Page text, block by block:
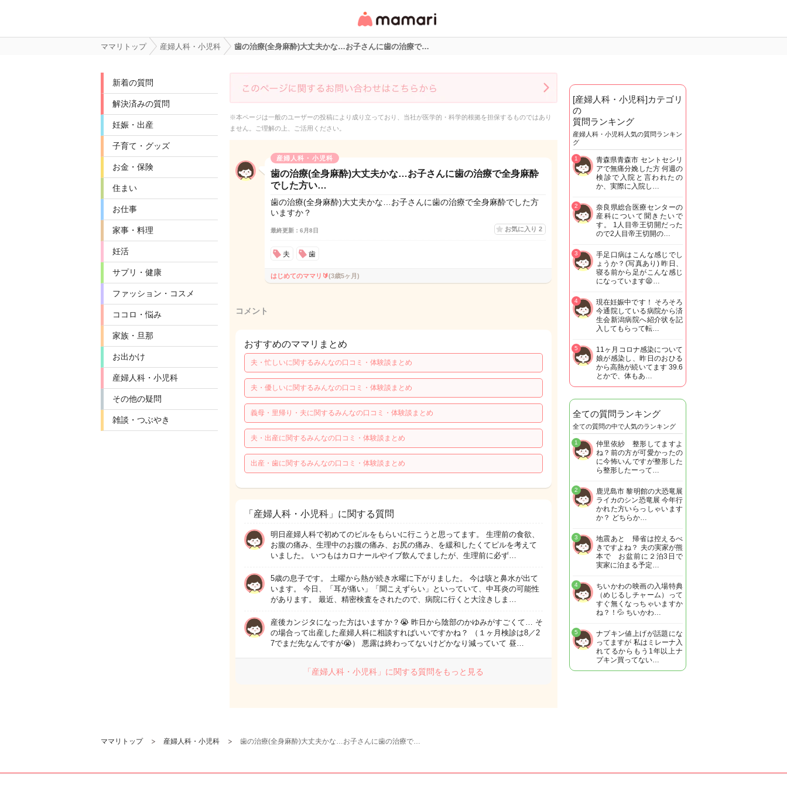
リ・情報サイト
ママリトップ 産婦人科・小児科 歯の治療(全身麻酔)大丈夫かな…お子さんに歯の治療で…
新着の質問
解決済みの質問
妊娠・出産
子育て・グッズ
お金・保険
住まい
お仕事
家事・料理
妊活
サプリ・健康
ファッション・コスメ
ココロ・悩み
家族・旦那
お出かけ
産婦人科・小児科
その他の疑問
雑談・つぶやき
※本ページは一般のユーザーの投稿により成り立っており、当社が医学的・科学的根拠を担保するものではあり
ません。ご理解の上、ご活用ください。
産婦人科・小児科
歯の治療(全身麻酔)大丈夫かな…お子さんに歯の治療で全身麻酔
でした方い…
歯の治療(全身麻酔)大丈夫かな…お子さんに歯の治療で全身麻酔でした方
いますか？
最終更新：6月8日 お気に入り 2
夫 歯
はじめてのママリ🔰(3歳5ヶ月)
コメント
おすすめのママリまとめ
夫・忙しいに関するみんなの口コミ・体験談まとめ
夫・優しいに関するみんなの口コミ・体験談まとめ
義母・里帰り・夫に関するみんなの口コミ・体験談まとめ
夫・出産に関するみんなの口コミ・体験談まとめ
出産・歯に関するみんなの口コミ・体験談まとめ
「産婦人科・小児科」に関する質問
明日産婦人科で初めてのピルをもらいに行こうと思ってます。 生理前の食欲、
お腹の痛み、生理中のお腹の痛み、お尻の痛み、を緩和したくてピルを考えて
いました。 いつもはカロナールやイブ飲んでましたが、生理前に必ず…
5歳の息子です。 土曜から熱が続き水曜に下がりました。 今は咳と鼻水が出て
います。 今日、「耳が痛い」「聞こえずらい」といっていて、中耳炎の可能性
があります。 最近、精密検査をされたので、病院に行くと大泣きしま…
産後カンジタになった方はいますか？😭 昨日から陰部のかゆみがすごくて… そ
の場合って出産した産婦人科に相談すればいいですかね？ （１ヶ月検診は8／2
7でまだ先なんですが😭） 悪露は終わってないけどかなり減っていて 昼…
「産婦人科・小児科」に関する質問をもっと見る
[産婦人科・小児科]カテゴリ
の
質問ランキング
産婦人科・小児科人気の質問ランキン
グ
青森県青森市 セントセシリ
アで無痛分娩した方 何週の
検診で入院と言われたの
か、実際に入院し…
1
奈良県総合医療センターの
産科について聞きたいで
す。 1人目帝王切開だった
ので2人目帝王切開の…
2
手足口病はこんな感じでし
ょうか？(写真あり) 昨日、
寝る前から足がこんな感じ
になっています😫…
3
現在妊娠中です！ そろそろ
今通院している病院から済
生会新潟病院へ紹介状を記
入してもらって転…
4
11ヶ月コロナ感染について
娘が感染し、昨日のおひる
から高熱が続いてます 39.6
とかで、体もあ…
5
全ての質問ランキング
全ての質問の中で人気のランキング
仲里依紗 整形してますよ
ね？前の方が可愛かったの
に今怖いんですが整形した
ら整形したーって…
1
鹿児島市 黎明館の大恐竜展
ライカのシン恐竜展 今年行
かれた方いらっしゃいます
か？ どちらか…
2
地震あと 帰省は控えるべ
きですよね？ 夫の実家が熊
本で お盆前に２泊3日で
実家に泊まる予定…
3
ちいかわの映画の入場特典
（めじるしチャーム）って
すぐ無くなっちゃいますか
ね？！💦 ちいかわ…
4
ナプキン値上げが話題にな
ってますが 私はミレーナ入
れてるからもう1年以上ナ
プキン買ってない…
5
ママリトップ 産婦人科・小児科 歯の治療(全身麻酔)大丈夫かな…お子さんに歯の治療で…